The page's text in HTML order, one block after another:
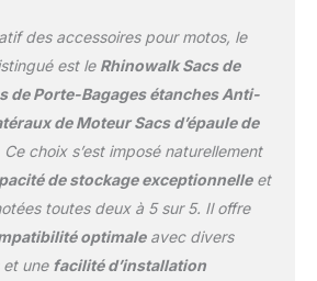
antidérapant : Il peut
accrocher des vêtements
mouillés, etc., tout en
augmentant la friction, ce
qui le rend plus stable et
ferme lors de la conduite.
Plus de détails :
Fermeture éclair étanche
pluie ; boucles à crochet
pour se connecter à
des accessoires pour motos, le
est le Rhinowalk Sacs de
de Porte-Bagages étanches Anti-
de Moteur Sacs d’épaule de
Ce choix s’est imposé naturellement
de stockage exceptionnelleet
toutes deux à 5 sur 5. Il offre
optimaleavec divers
et une facilité d’installation